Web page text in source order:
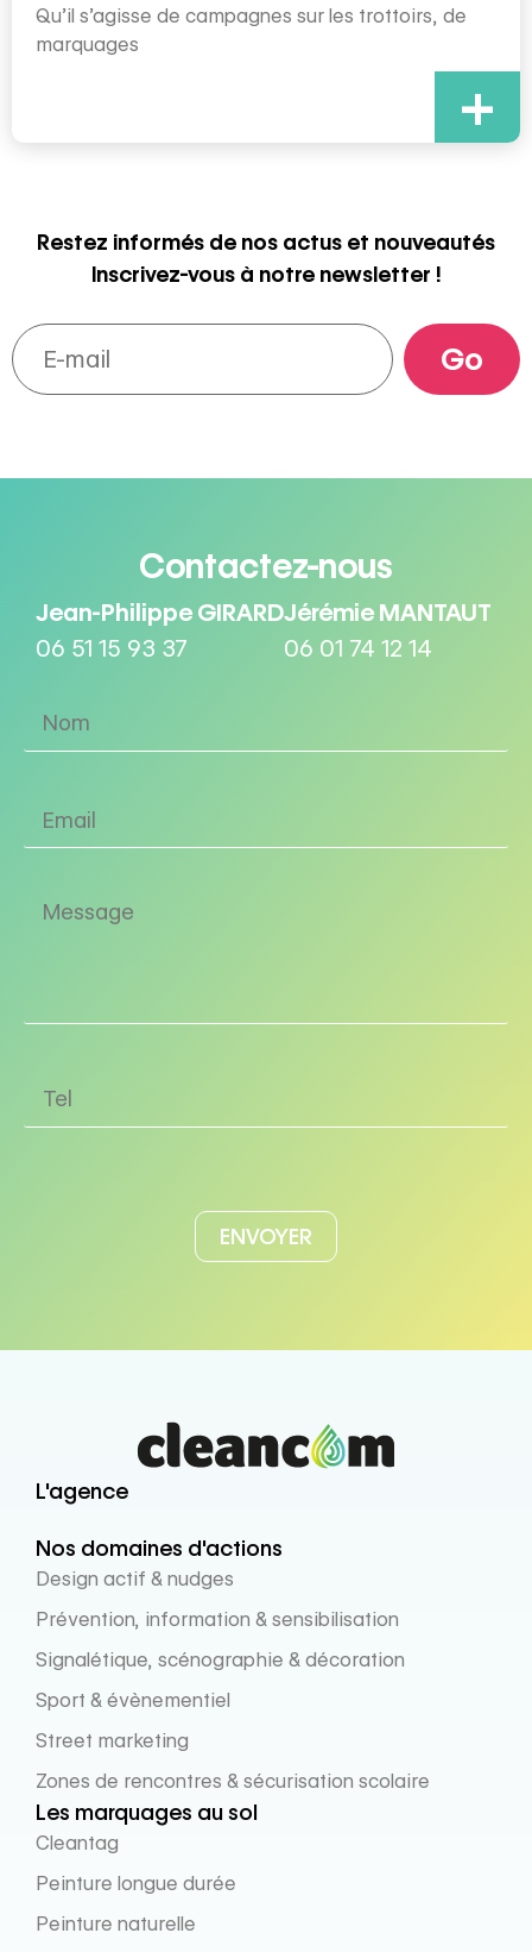
Qu’il s’agisse de campagnes sur les trottoirs, de
marquages
+
Restez informés de nos actus et nouveautés
Inscrivez-vous à notre newsletter !
Contactez-nous
Jean-Philippe GIRARD
06 51 15 93 37
Jérémie MANTAUT
06 01 74 12 14
L'agence
Nos domaines d'actions
Design actif & nudges
Prévention, information & sensibilisation
Signalétique, scénographie & décoration
Sport & évènementiel
Street marketing
Zones de rencontres & sécurisation scolaire
Les marquages au sol
Cleantag
Peinture longue durée
Peinture naturelle